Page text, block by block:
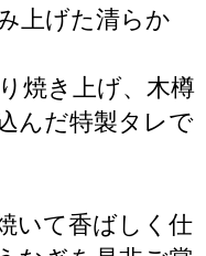
上げた清らか
焼き上げ、木樽
んだ特製タレで
いて香ばしく仕